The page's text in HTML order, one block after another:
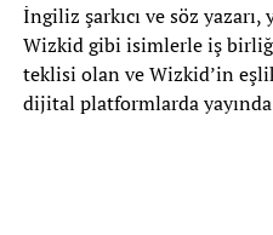
İngiliz şarkıcı ve söz
Wizkid gibi isimlerle iş birliği
teklisi olan ve Wizkid’in
dijital platformlarda